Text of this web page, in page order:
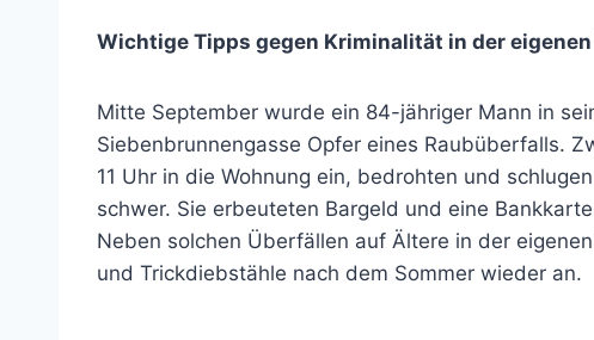
Wichtige Tipps gegen Kriminalität in der
Mitte September wurde ein 84-jähriger Mann in
Siebenbrunnengasse Opfer eines Raubüberfalls.
11 Uhr in die Wohnung ein, bedrohten und
schwer. Sie erbeuteten Bargeld und eine
Neben solchen Überfällen auf Ältere in der
und Trickdiebstähle nach dem Sommer wieder an.